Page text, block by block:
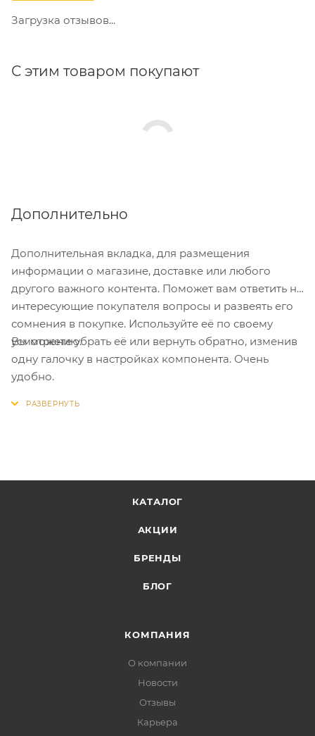
Загрузка отзывов...
С этим товаром покупают
Дополнительно
Дополнительная вкладка, для размещения
информации о магазине, доставке или любого
другого важного контента. Поможет вам ответить на
интересующие покупателя вопросы и развеять его
сомнения в покупке. Используйте её по своему
усмотрению.
Вы можете убрать её или вернуть обратно, изменив
одну галочку в настройках компонента. Очень
удобно.
КАТАЛОГ
АКЦИИ
БРЕНДЫ
БЛОГ
КОМПАНИЯ
О компании
Новости
Отзывы
Карьера